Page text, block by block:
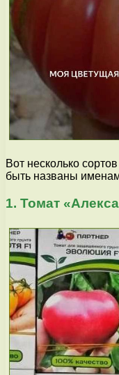
Вот несколько
быть названы
1. Томат